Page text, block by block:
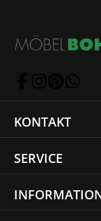
KONTAKT
SERVICE